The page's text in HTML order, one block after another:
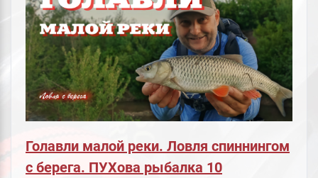
Голавли малой реки. Ловля спиннингом
с берега. ПУХова рыбалка 10